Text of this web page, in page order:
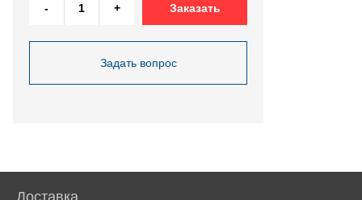
- + Заказать
Задать вопрос
Доставка